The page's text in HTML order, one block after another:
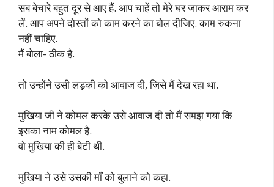
सब बेचारे बहुत दूर से आए हैं. आप चाहें तो मेरे घर जाकर आराम कर
लें. आप अपने दोस्तों को काम करने का बोल दीजिए. काम रुकना
नहीं चाहिए.
मैं बोला- ठीक है.
तो उन्होंने उसी लड़की को आवाज दी, जिसे मैं देख रहा था.
मुखिया जी ने कोमल करके उसे आवाज दी तो मैं समझ गया कि
इसका नाम कोमल है.
वो मुखिया की ही बेटी थी.
मुखिया ने उसे उसकी माँ को बुलाने को कहा.